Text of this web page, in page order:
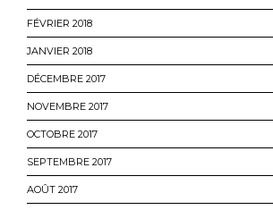
FÉVRIER 2018
JANVIER 2018
DÉCEMBRE 2017
NOVEMBRE 2017
OCTOBRE 2017
SEPTEMBRE 2017
AOÛT 2017